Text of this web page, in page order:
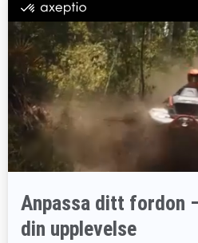
Kundsupport
Lediga jobb
Var först
evenemangen, nyheterna